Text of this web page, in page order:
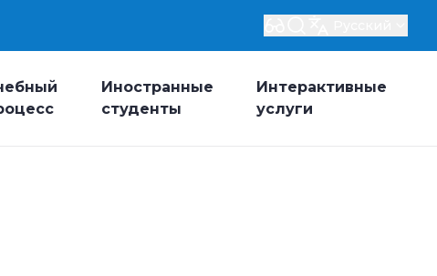
Иностранные
студенты
Интерактивные
услуги